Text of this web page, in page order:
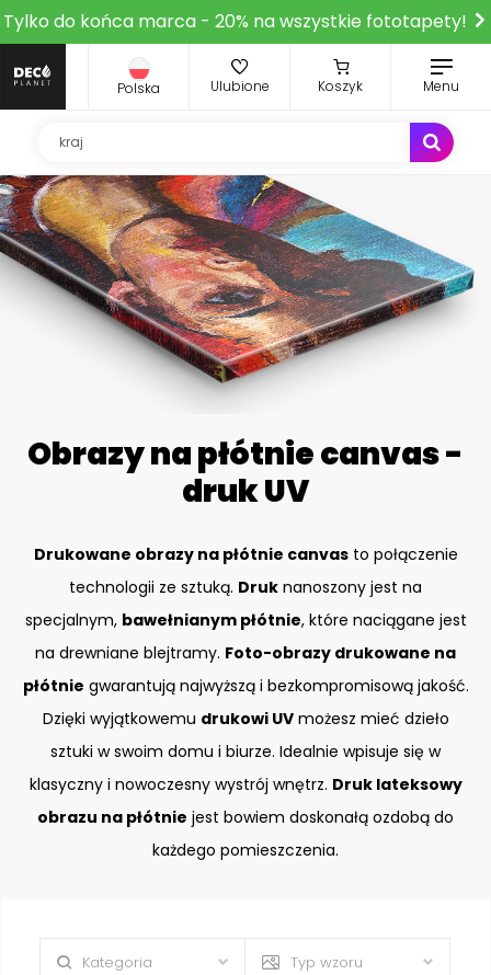
Tylko do końca marca - 20% na wszystkie fototapety!
Polska Ulubione Koszyk Menu
Obrazy na płótnie canvas -
druk UV
Drukowane obrazy na płótnie canvasto połączenie
technologii ze sztuką. Druk nanoszony jest na
specjalnym, bawełnianym płótnie, które naciągane jest
na drewniane blejtramy. Foto-obrazy drukowane na
płótnie gwarantują najwyższą i bezkompromisową jakość.
Dzięki wyjątkowemu drukowi UVmożesz mieć dzieło
sztuki w swoim domu i biurze. Idealnie wpisuje się w
klasyczny i nowoczesny wystrój wnętrz. Druk lateksowy
obrazu na płótnie jest bowiem doskonałą ozdobą do
każdego pomieszczenia.
Kategoria Typ wzoru